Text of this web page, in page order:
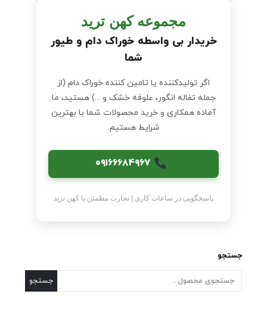
مجموعه کهن ترید
خریدار بی‌ واسطه خوراک دام و طیور
شما
اگر تولیدکننده یا تامین‌ کننده خوراک دام (از
جمله تفاله انگور، علوفه خشک و ...) هستید، ما
آماده همکاری و خرید محصولات شما با بهترین
شرایط هستیم.
۰۹۱۶۶۶۸۴۹۶۷
پاسخگویی در ساعات کاری | تجارت مطمئن با کهن ترید
جستجو
جستجو